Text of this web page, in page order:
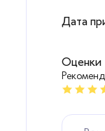
Дата
Оценки